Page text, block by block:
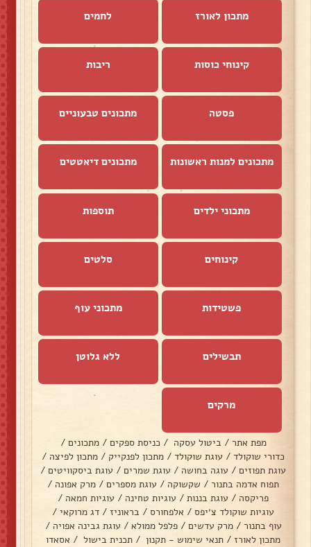
מתכון לאורז לחמים
קינוחי כוסות ריבות
פסטה מתכונים טבעוניים
מתכונים למנות ראשונות מתכונים דיאטטים
מתכוני ילדים תוספות
קינוחים סלטים
פשטידות מתכוני עוף
תבשילים ללא גלוטן
מרקים
מפת אתר / ביטול עסקה / כניסת ספקים / מתכונים /
כדורי שוקולד / עוגת שוקולד / מתכון לפנקייק / מתכון לפיצה /
עוגת תפוזים / עוגה בחושה / עוגת שמרים / עוגת ביסקוויטים /
תפוח אדמה בתנור / שקשוקה / עוגת מספרים / מרק אפונה /
פריקסה / עוגת בננות / עוגיות טחינה / עוגיות חמאה /
עוגיות שוקולד צ׳יפס / אלפחורס / בראוניז / דג מרוקאי /
עוף בתנור / מרק עדשים / פלפל ממולא / עוגת גבינה אפויה /
מתכון לאורז / תנאי שימוש - תקנון / תכנית בישול / אסאדו